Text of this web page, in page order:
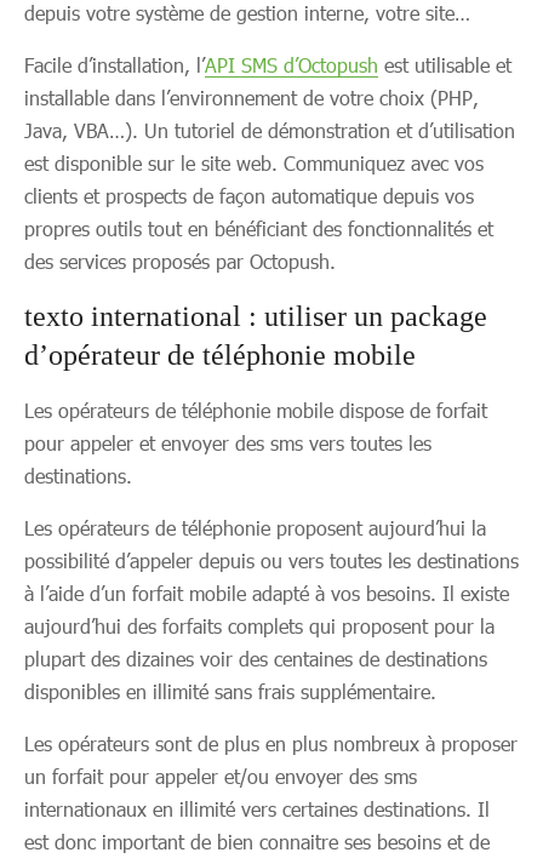
depuis votre système de gestion interne, votre site…
Facile d’installation, l’API SMS d’Octopush est utilisable et
installable dans l’environnement de votre choix (PHP,
Java, VBA…). Un tutoriel de démonstration et d’utilisation
est disponible sur le site web. Communiquez avec vos
clients et prospects de façon automatique depuis vos
propres outils tout en bénéficiant des fonctionnalités et
des services proposés par Octopush.
texto international : utiliser un package
d’opérateur de téléphonie mobile
Les opérateurs de téléphonie mobile dispose de forfait
pour appeler et envoyer des sms vers toutes les
destinations.
Les opérateurs de téléphonie proposent aujourd’hui la
possibilité d’appeler depuis ou vers toutes les destinations
à l’aide d’un forfait mobile adapté à vos besoins. Il existe
aujourd’hui des forfaits complets qui proposent pour la
plupart des dizaines voir des centaines de destinations
disponibles en illimité sans frais supplémentaire.
Les opérateurs sont de plus en plus nombreux à proposer
un forfait pour appeler et/ou envoyer des sms
internationaux en illimité vers certaines destinations. Il
est donc important de bien connaitre ses besoins et de